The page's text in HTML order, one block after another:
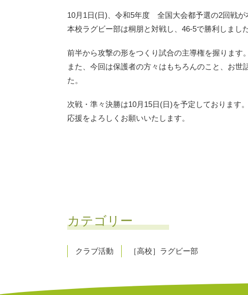
10月1日(日)、令和5年度 全国大会都予選の2回戦が
本校ラグビー部は桐朋と対戦し、46-5で勝利しました
前半から攻撃の形をつくり試合の主導権を握ります
また、今回は保護者の方々はもちろんのこと、お
た。
次戦・準々決勝は10月15日(日)を予定しております。
応援をよろしくお願いいたします。
カテゴリー
クラブ活動 ［高校］ラグビー部